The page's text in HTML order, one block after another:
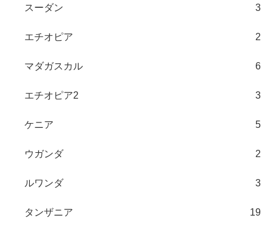
スーダン 3
エチオピア 2
マダガスカル 6
エチオピア2 3
ケニア 5
ウガンダ 2
ルワンダ 3
タンザニア 19